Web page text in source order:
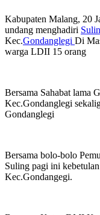
Kabupaten Malang, 20
undang menghadiri
Kec.Gondanglegi Di
warga LDII 15 orang
Bersama Sahabat lama
Kec.Gondanglegi
Gondanglegi
Bersama bolo-bolo
Suling pagi ini
Kec.Gondangegi.